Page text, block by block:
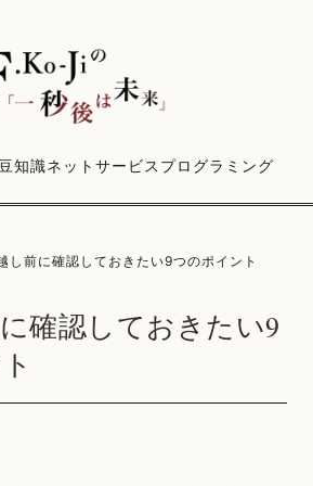
知識ネットサービス プログラミング
し前に確認しておきたい9つのポイント
確認しておきたい9